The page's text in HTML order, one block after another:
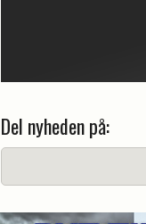
Del nyheden på: